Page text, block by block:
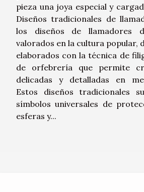
pieza una joya especial y
Diseños tradicionales de
los diseños de llamadores
valorados en la cultura popular,
elaborados con la técnica de
de orfebrería que permite
delicadas y detalladas en
Estos diseños tradicionales
símbolos universales de
esferas y...